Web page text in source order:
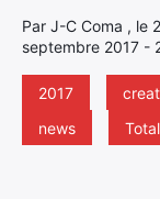
Par J-C Coma , le
septembre 2017 -
2017
news